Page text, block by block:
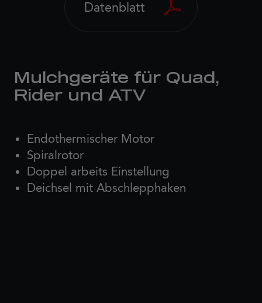
Mulchgeräte für Quad,
Rider und ATV
Endothermischer Motor
Spiralrotor
Doppel arbeits Einstellung
Deichsel mit Abschlepphaken
Datenblatt